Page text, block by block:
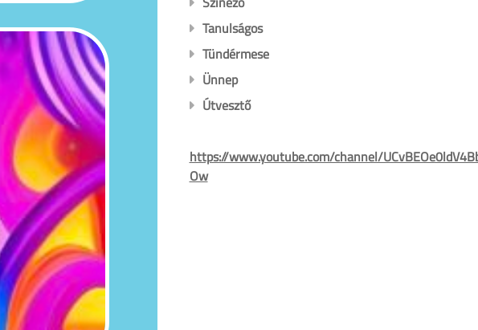
Tanulságos
Tündérmese
Ünnep
Útvesztő
https://www.youtube.com/channel/
Ow